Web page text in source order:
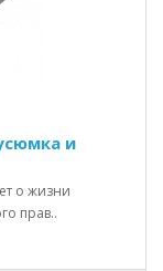
и
о жизни
прав..